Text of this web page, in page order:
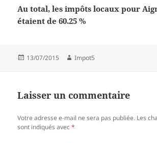
Au total, les impôts locaux pour
étaient de 60.25 %
Publié
13/07/2015 Auteur
Impot5
Laisser un commentaire
Votre adresse e-mail ne sera pas publiée. Les
sont indiqués avec*